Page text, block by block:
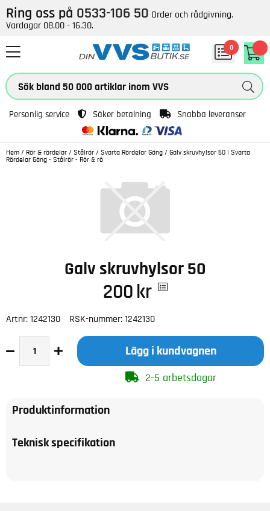
Ring oss på 0533-106 50 Order och rådgivning.
Vardagar 08.00 - 16.30.
0
Personlig service Säker betalning Snabba leveranser
Hem / Rör & rördelar / Stålrör / Svarta Rördelar Gäng / Galv skruvhylsor 50 | Svarta
Rördelar Gäng - Stålrör - Rör & rö
Galv skruvhylsor 50
200 kr
Artnr: 1242130 RSK-nummer: 1242130
Lägg i kundvagnen
2-5 arbetsdagar
Produktinformation
Teknisk specifikation